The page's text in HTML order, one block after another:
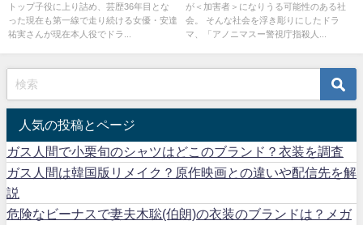
トップ子役に上り詰め、芸歴36年目とな
った現在も第一線で走り続ける女優・安達
祐実さんが現在本人役でドラ...
が＜加害者＞になりうる可能性のある社
会。 そんな社会を浮き彫りにしたドラ
マ、「アノニマスー警視庁指殺人...
人気の投稿とページ
ガス人間で小栗旬のシャツはどこのブランド？衣装を調査
ガス人間は韓国版リメイク？原作映画との違いや配信先を解
説
危険なビーナスで妻夫木聡(伯朗)の衣装のブランドは？メガ